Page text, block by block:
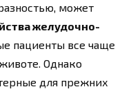
может
желудочно-
пациенты все чаще
Однако
для прежних